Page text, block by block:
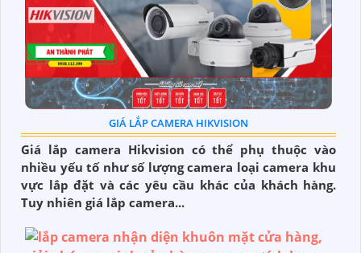
GIÁ LẮP CAMERA HIKVISION
Giá lắp camera Hikvision có thể phụ thuộc vào
nhiều yếu tố như số lượng camera loại camera khu
vực lắp đặt và các yêu cầu khác của khách hàng.
Tuy nhiên giá lắp camera...